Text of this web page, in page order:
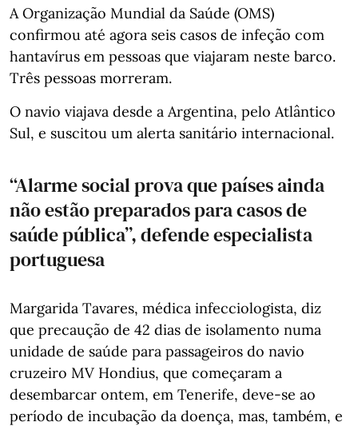
A Organização Mundial da Saúde (OMS)
confirmou até agora seis casos de infeção com
hantavírus em pessoas que viajaram neste barco.
Três pessoas morreram.
O navio viajava desde a Argentina, pelo Atlântico
Sul, e suscitou um alerta sanitário internacional.
“Alarme social prova que países ainda
não estão preparados para casos de
saúde pública”, defende especialista
portuguesa
Margarida Tavares, médica infecciologista, diz
que precaução de 42 dias de isolamento numa
unidade de saúde para passageiros do navio
cruzeiro MV Hondius, que começaram a
desembarcar ontem, em Tenerife, deve-se ao
período de incubação da doença, mas, também, e